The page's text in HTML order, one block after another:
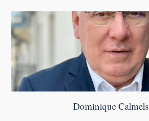
Dominique Calmels